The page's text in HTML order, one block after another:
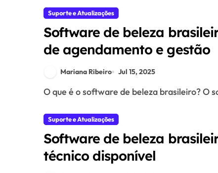
Suporte e Atualizações
Software de beleza
de agendamento e gestão
Mariana Ribeiro Jul 15, 2025
O que é o software de beleza brasileiro?
Suporte e Atualizações
Software de beleza
técnico disponível